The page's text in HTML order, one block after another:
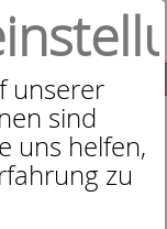
unserer
sind
uns helfen,
zu
SUCHE
15 Produkte
Faktoren